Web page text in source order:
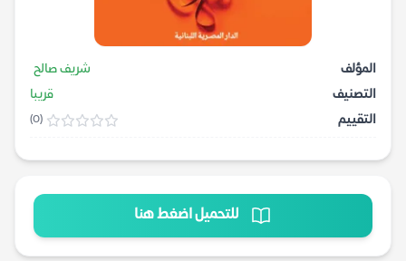
المؤلف
شريف صالح
التصنيف
قريبا
التقييم
(0)
للتحميل اضغط هنا